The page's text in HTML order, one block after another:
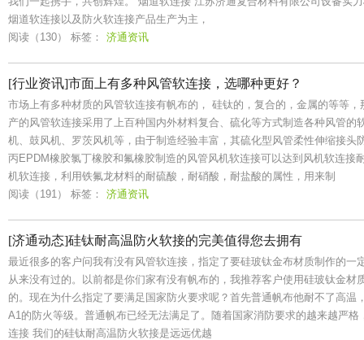
烟道软连接以及防火软连接产品生产为主，
阅读（130） 标签： 济通资讯
[行业资讯]市面上有多种风管软连接，选哪种更好？
市场上有多种材质的风管软连接有帆布的， 硅钛的，复合的，金属的等等
产的风管软连接采用了上百种国内外材料复合、硫化等方式制造各种风管的
机、鼓风机、罗茨风机等，由于制造经验丰富，其硫化型风管柔性伸缩接头
丙EPDM橡胶氯丁橡胶和氟橡胶制造的风管风机软连接可以达到风机软连接
机软连接，利用铁氟龙材料的耐硫酸，耐硝酸，耐盐酸的属性，用来制
阅读（191） 标签： 济通资讯
[济通动态]硅钛耐高温防火软接的完美值得您去拥有
最近很多的客户问我有没有风管软连接，指定了要硅玻钛金布材质制作的一
从来没有过的。以前都是你们家有没有帆布的，我推荐客户使用硅玻钛金材
的。现在为什么指定了要满足国家防火要求呢？首先普通帆布他耐不了高温
A1的防火等级。普通帆布已经无法满足了。随着国家消防要求的越来越严
连接 我们的硅钛耐高温防火软接是远远优越